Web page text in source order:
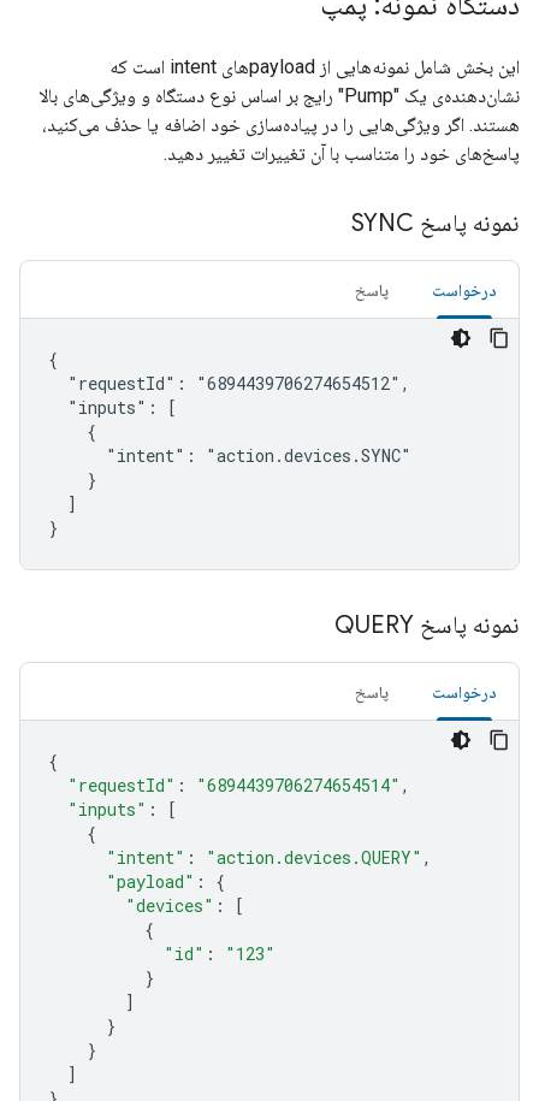
این بخش شامل نمونه‌هایی از payloadهای intent است که
نشان‌دهنده‌ی یک "Pump" رایج بر اساس نوع دستگاه و ویژگی‌های بالا
هستند. اگر ویژگی‌هایی را در پیاده‌سازی خود اضافه یا حذف می‌کنید،
پاسخ‌های خود را متناسب با آن تغییرات تغییر دهید.
نمونه پاسخ SYNC
درخواست پاسخ
{
  "requestId": "6894439706274654512",
  "inputs": [
    {
      "intent": "action.devices.SYNC"
    }
  ]
}
نمونه پاسخ QUERY
درخواست پاسخ
{
"requestId" : "6894439706274654514" ,
"inputs" :
[
{
"intent" : "action.devices.QUERY" ,
"payload" :
{
"devices" :
[
{
"id" :
"123"
}
]
}
}
]